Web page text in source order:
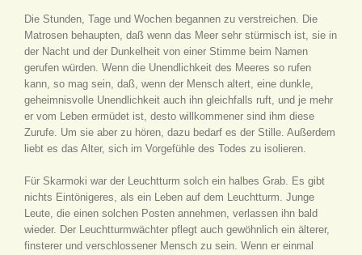
Die Stunden, Tage und Wochen begannen zu verstreichen. Die
Matrosen behaupten, daß wenn das Meer sehr stürmisch ist, sie in
der Nacht und der Dunkelheit von einer Stimme beim Namen
gerufen würden. Wenn die Unendlichkeit des Meeres so rufen
kann, so mag sein, daß, wenn der Mensch altert, eine dunkle,
geheimnisvolle Unendlichkeit auch ihn gleichfalls ruft, und je mehr
er vom Leben ermüdet ist, desto willkommener sind ihm diese
Zurufe. Um sie aber zu hören, dazu bedarf es der Stille. Außerdem
liebt es das Alter, sich im Vorgefühle des Todes zu isolieren.
Für Skarmoki war der Leuchtturm solch ein halbes Grab. Es gibt
nichts Eintönigeres, als ein Leben auf dem Leuchtturm. Junge
Leute, die einen solchen Posten annehmen, verlassen ihn bald
wieder. Der Leuchtturmwächter pflegt auch gewöhnlich ein älterer,
finsterer und verschlossener Mensch zu sein. Wenn er einmal